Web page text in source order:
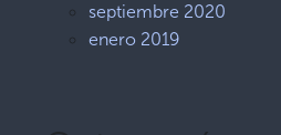
septiembre 2020
enero 2019